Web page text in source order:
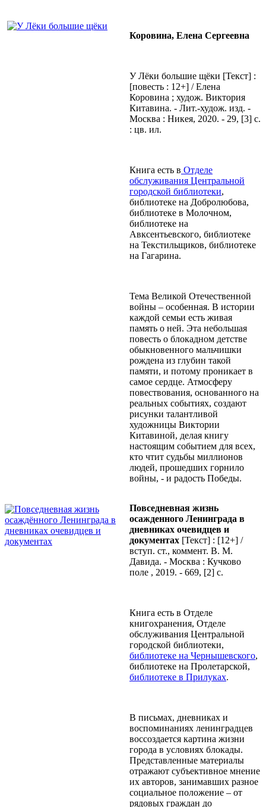
Коровина, Елена Сергеевна
У Лёки большие щёки [Текст] :
[повесть : 12+] / Елена
Коровина ; худож. Виктория
Китавина. - Лит.-худож. изд. -
Москва : Никея, 2020. - 29, [3] с.
: цв. ил.
Книга есть в Отделе
обслуживания Центральной
городской библиотеки,
библиотеке на Добролюбова,
библиотеке в Молочном,
библиотеке на
Авксентьевского, библиотеке
на Текстильщиков, библиотеке
на Гагарина.
Тема Великой Отечественной
войны – особенная. В истории
каждой семьи есть живая
память о ней. Эта небольшая
повесть о блокадном детстве
обыкновенного мальчишки
рождена из глубин такой
памяти, и потому проникает в
самое сердце. Атмосферу
повествования, основанного на
реальных событиях, создают
рисунки талантливой
художницы Виктории
Китавиной, делая книгу
настоящим событием для всех,
кто чтит судьбы миллионов
людей, прошедших горнило
войны, - и радость Победы.
Повседневная жизнь
осажденного Ленинграда в
дневниках очевидцев и
документах [Текст] : [12+] /
вступ. ст., коммент. В. М.
Давида. - Москва : Кучково
поле , 2019. - 669, [2] с.
Книга есть в Отделе
книгохранения, Отделе
обслуживания Центральной
городской библиотеки,
библиотеке на Чернышевского,
библиотеке на Пролетарской,
библиотеке в Прилуках.
В письмах, дневниках и
воспоминаниях ленинградцев
воссоздается картина жизни
города в условиях блокады.
Представленные материалы
отражают субъективное мнение
их авторов, занимавших разное
социальное положение – от
рядовых граждан до